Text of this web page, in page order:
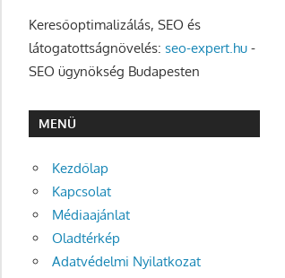
Keresőoptimalizálás, SEO és
látogatottságnövelés: seo-expert.hu -
SEO ügynökség Budapesten
MENÜ
Kezdőlap
Kapcsolat
Médiaajánlat
Oladtérkép
Adatvédelmi Nyilatkozat